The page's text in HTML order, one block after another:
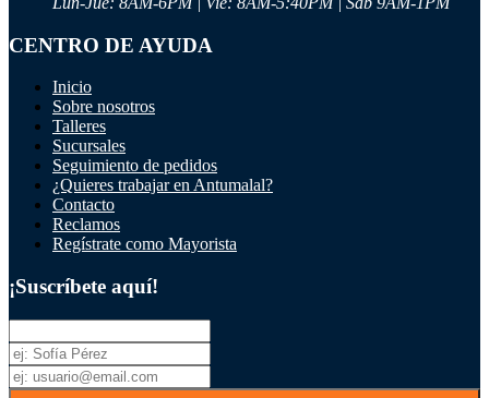
CENTRO DE AYUDA
Inicio
Sobre nosotros
Talleres
Sucursales
Seguimiento de pedidos
¿Quieres trabajar en Antumalal?
Contacto
Reclamos
Regístrate como Mayorista
¡Suscríbete aquí!